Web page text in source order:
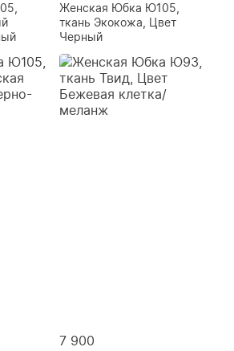
Женская Юбка Ю105,
ткань Экокожа, Цвет
Черный
7 900